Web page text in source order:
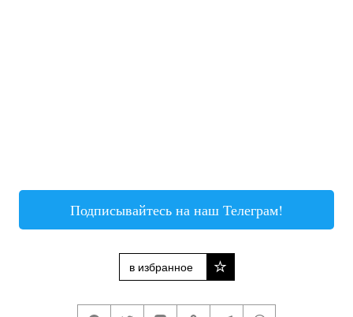
Подписывайтесь на наш Телеграм!
в избранное